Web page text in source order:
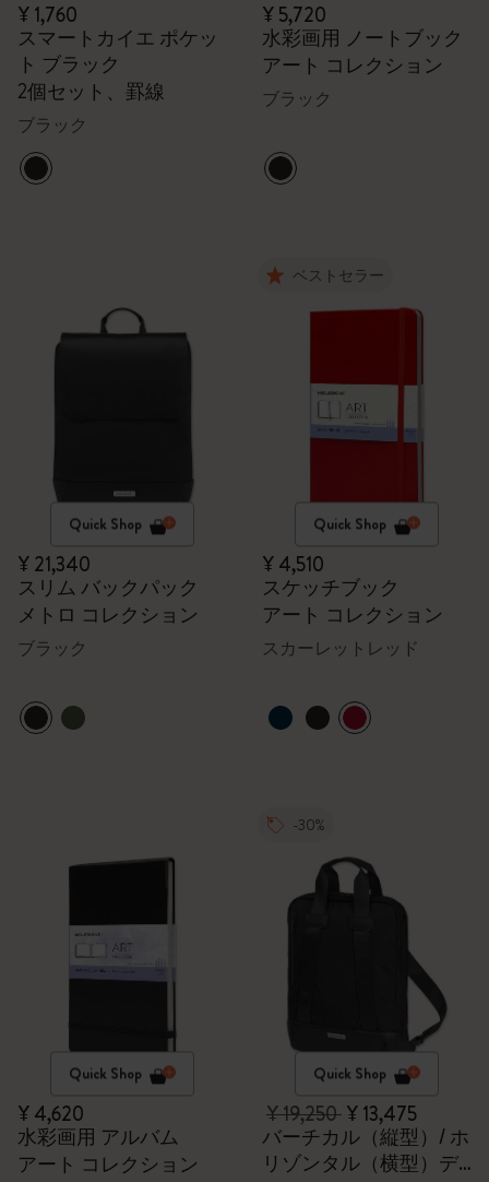
¥ 1,760
スマートカイエ ポケッ
ト ブラック
2個セット、罫線
ブラック
¥ 5,720
水彩画用 ノートブック
アート コレクション
ブラック
Quick Shop
¥ 21,340
スリム バックパック
メトロ コレクション
ブラック
ベストセラー
Quick Shop
¥ 4,510
スケッチブック
アート コレクション
スカーレットレッド
Quick Shop
¥ 4,620
水彩画用 アルバム
アート コレクション
-30%
Quick Shop
¥ 19,250¥ 13,475
バーチカル（縦型）/ ホ
リゾンタル（横型）デ